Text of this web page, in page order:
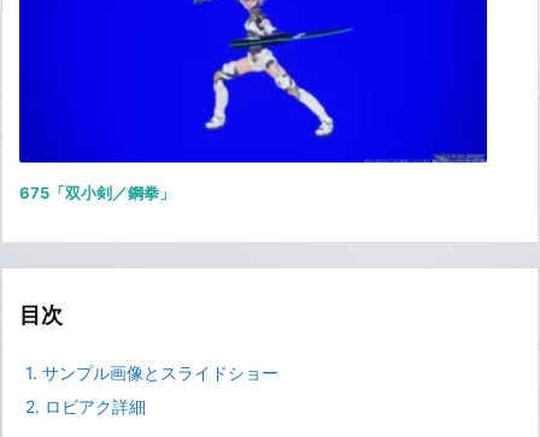
675「双小剣／鋼拳」
目次
1. サンプル画像とスライドショー
2. ロビアク詳細